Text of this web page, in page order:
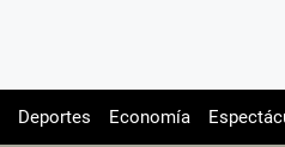
Deportes Economía